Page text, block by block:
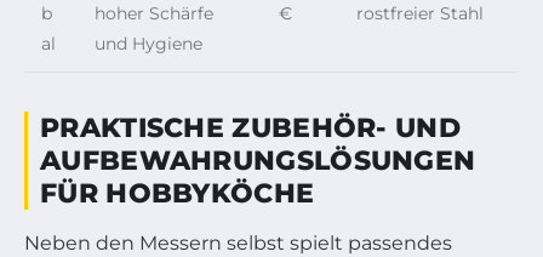
b
al
hoher Schärfe
und Hygiene
€
rostfreier Stahl
PRAKTISCHE ZUBEHÖR- UND
AUFBEWAHRUNGSLÖSUNGEN
FÜR HOBBYKÖCHE
Neben den Messern selbst spielt passendes